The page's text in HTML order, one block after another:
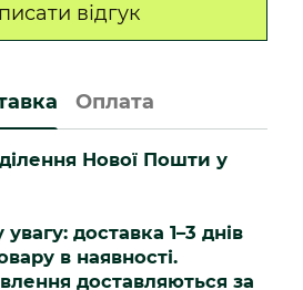
відгук
Оплата
Нової Пошти у
доставка 1–3 днів
в наявності.
доставляються за